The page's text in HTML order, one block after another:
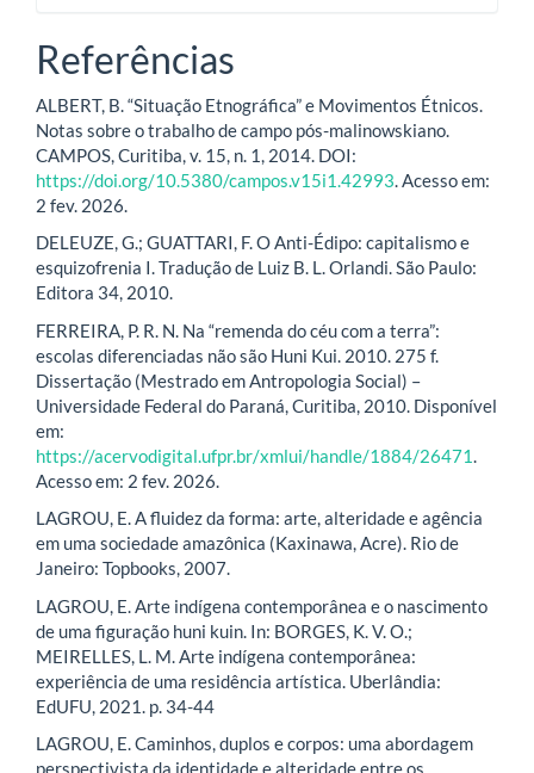
Referências
ALBERT, B. “Situação Etnográfica” e Movimentos Étnicos.
Notas sobre o trabalho de campo pós-malinowskiano.
CAMPOS, Curitiba, v. 15, n. 1, 2014. DOI:
https://doi.org/10.5380/campos.v15i1.42993 . Acesso em:
2 fev. 2026.
DELEUZE, G.; GUATTARI, F. O Anti-Édipo: capitalismo e
esquizofrenia I. Tradução de Luiz B. L. Orlandi. São Paulo:
Editora 34, 2010.
FERREIRA, P. R. N. Na “remenda do céu com a terra”:
escolas diferenciadas não são Huni Kui. 2010. 275 f.
Dissertação (Mestrado em Antropologia Social) –
Universidade Federal do Paraná, Curitiba, 2010. Disponível
em:
https://acervodigital.ufpr.br/xmlui/handle/1884/26471
Acesso em: 2 fev. 2026.
LAGROU, E. A fluidez da forma: arte, alteridade e agência
em uma sociedade amazônica (Kaxinawa, Acre). Rio de
Janeiro: Topbooks, 2007.
LAGROU, E. Arte indígena contemporânea e o nascimento
de uma figuração huni kuin. In: BORGES, K. V. O.;
MEIRELLES, L. M. Arte indígena contemporânea:
experiência de uma residência artística. Uberlândia:
EdUFU, 2021. p. 34-44
LAGROU, E. Caminhos, duplos e corpos: uma abordagem
perspectivista da identidade e alteridade entre os